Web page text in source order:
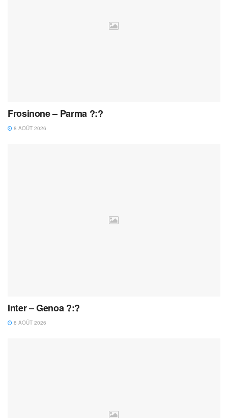
Frosinone – Parma ?:?
8 AOÛT 2026
Inter – Genoa ?:?
8 AOÛT 2026